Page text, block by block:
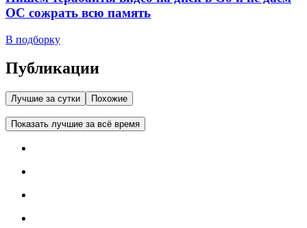
ОС сожрать всю память
В подборку
Публикации
Лучшие за сутки Похожие
Показать лучшие за всё время